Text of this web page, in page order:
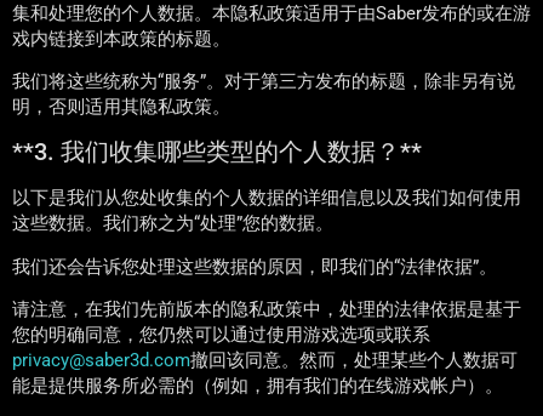
集和处理您的个人数据。本隐私政策适用于由Saber发布的或在游
戏内链接到本政策的标题。
我们将这些统称为“服务”。对于第三方发布的标题，除非另有说
明，否则适用其隐私政策。
**3. 我们收集哪些类型的个人数据？**
以下是我们从您处收集的个人数据的详细信息以及我们如何使用
这些数据。我们称之为“处理”您的数据。
我们还会告诉您处理这些数据的原因，即我们的“法律依据”。
请注意，在我们先前版本的隐私政策中，处理的法律依据是基于
您的明确同意，您仍然可以通过使用游戏选项或联系
privacy@saber3d.com撤回该同意。然而，处理某些个人数据可
能是提供服务所必需的（例如，拥有我们的在线游戏帐户）。